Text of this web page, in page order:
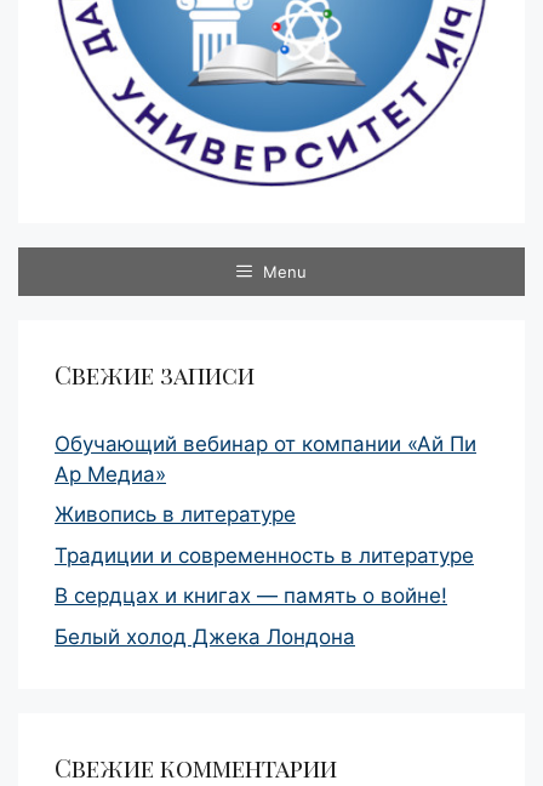
Menu
Свежие записи
Обучающий вебинар от компании «Ай Пи
Ар Медиа»
Живопись в литературе
Традиции и современность в литературе
В сердцах и книгах — память о войне!
Белый холод Джека Лондона
Свежие комментарии